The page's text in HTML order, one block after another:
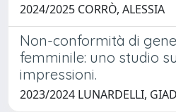
2024/2025 CORRÒ, ALESSIA
Non-conformità di
femminile: uno studio
impressioni.
2023/2024 LUNARDELLI,